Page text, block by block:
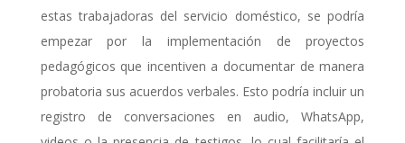
estas trabajadoras del servicio doméstico, se podría
empezar por la implementación de proyectos
pedagógicos que incentiven a documentar de manera
probatoria sus acuerdos verbales. Esto podría incluir un
registro de conversaciones en audio, WhatsApp,